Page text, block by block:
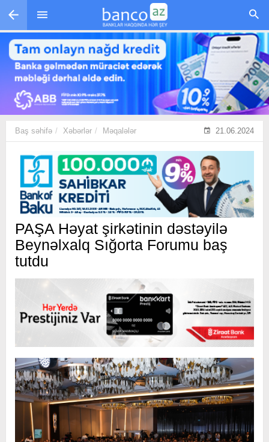
Skip to main content
Baş səhifə Xəbərlər Məqalələr 21.06.2024
PAŞA Həyat şirkətinin dəstəyilə
Beynəlxalq Sığorta Forumu baş
tutdu